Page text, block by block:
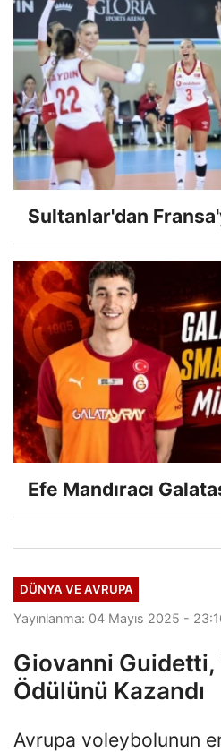
Sultanlar'dan
Efe Mandıracı
DÜNYA VE AVRUPA
Yayınlanma: 04 Mayıs 2025 -
Giovanni Guidetti,
Ödülünü Kazandı
Avrupa voleybolunun